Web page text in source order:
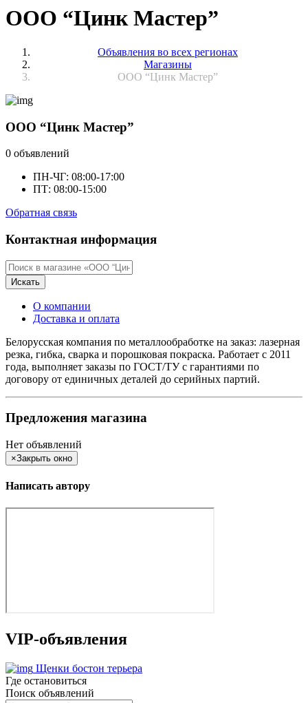
ООО “Цинк Мастер”
Объявления во всех регионах
Магазины
ООО “Цинк Мастер”
ООО “Цинк Мастер”
0 объявлений
ПН-ЧГ: 08:00-17:00
ПТ: 08:00-15:00
Обратная связь
Контактная информация
Искать
О компании
Доставка и оплата
Белорусская компания по металлообработке на заказ: лазерная
резка, гибка, сварка и порошковая покраска. Работает с 2011
года, выполняет заказы по ГОСТ/ТУ с гарантиями по
договору от единичных деталей до серийных партий.
Предложения магазина
Нет объявлений
×Закрыть окно
Написать автору
VIP-объявления
Щенки бостон терьера
Где остановиться
Поиск объявлений